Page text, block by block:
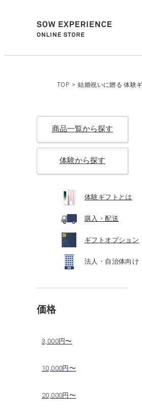
TOP > 結婚祝いに贈る 体験
商品一覧から探す
体験から探す
体験ギフトとは
購入・配送
ギフトオプション
法人・自治体向け
価格
3,000円〜
10,000円〜
20,000円〜